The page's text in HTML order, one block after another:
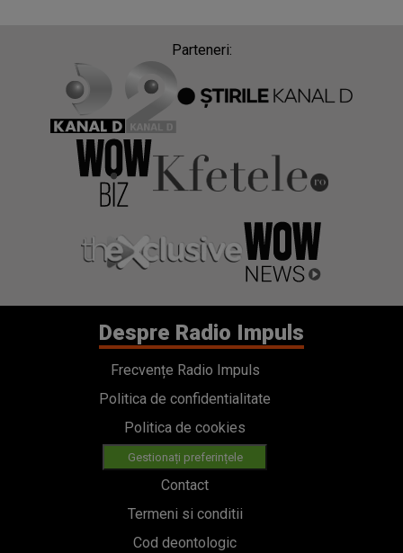
Parteneri:
Despre Radio Impuls
Frecvențe Radio Impuls
Politica de confidentialitate
Politica de cookies
Gestionați preferințele
Contact
Termeni si conditii
Cod deontologic